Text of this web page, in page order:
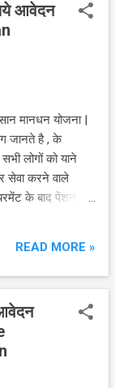
लिया | और
चला गया| यहां
ठप हो चुकी थी|
बंद हो चुके थे
पर पाबंदी आ चुकी
कि उडाने भी
के हि ...
आवेदन
मानधन योजना |
जानते है , के
लोगों को याने
सेवा करने वाले
के बाद पेंशन
गाडा चलाता रहता
करके गवां देता है |
है | लेकीन उसे
लेकीन अब हमारी
साल बाद सहीं
READ MORE »